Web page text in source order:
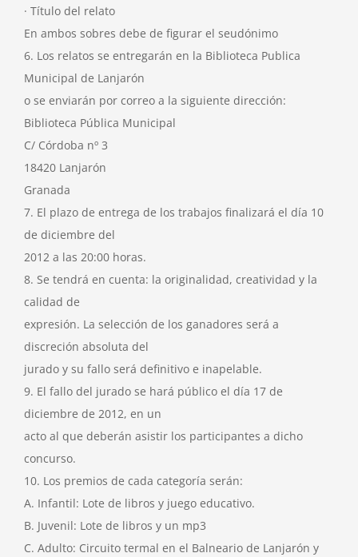
· Título del relato
En ambos sobres debe de figurar el seudónimo
6. Los relatos se entregarán en la Biblioteca Publica
Municipal de Lanjarón
o se enviarán por correo a la siguiente dirección:
Biblioteca Pública Municipal
C/ Córdoba nº 3
18420 Lanjarón
Granada
7. El plazo de entrega de los trabajos finalizará el día 10
de diciembre del
2012 a las 20:00 horas.
8. Se tendrá en cuenta: la originalidad, creatividad y la
calidad de
expresión. La selección de los ganadores será a
discreción absoluta del
jurado y su fallo será definitivo e inapelable.
9. El fallo del jurado se hará público el día 17 de
diciembre de 2012, en un
acto al que deberán asistir los participantes a dicho
concurso.
10. Los premios de cada categoría serán:
A. Infantil: Lote de libros y juego educativo.
B. Juvenil: Lote de libros y un mp3
C. Adulto: Circuito termal en el Balneario de Lanjarón y